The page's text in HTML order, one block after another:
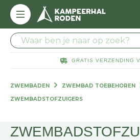
GRATIS VERZENDING
ZWEMBADEN
ZWEMBAD TOEBEHOREN
ZWEMBADSTOFZUIGERS